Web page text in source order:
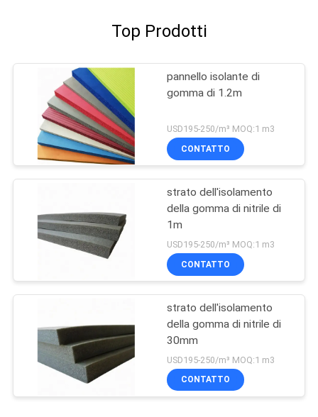
Top Prodotti
pannello isolante di
gomma di 1.2m
USD195-250/m³ MOQ:1 m3
CONTATTO
strato dell'isolamento
della gomma di nitrile di
1m
USD195-250/m³ MOQ:1 m3
CONTATTO
strato dell'isolamento
della gomma di nitrile di
30mm
USD195-250/m³ MOQ:1 m3
CONTATTO